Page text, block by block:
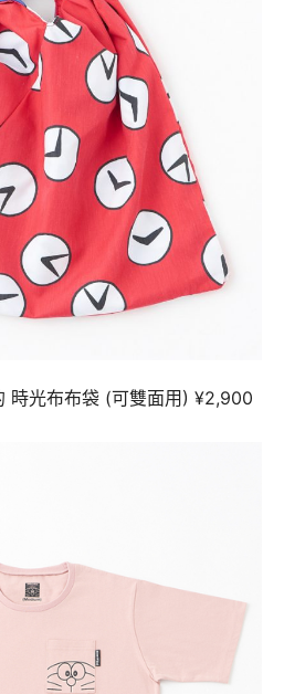
時光布布袋 (可雙面用) ¥2,900